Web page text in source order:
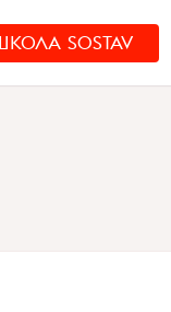
SOSTAV